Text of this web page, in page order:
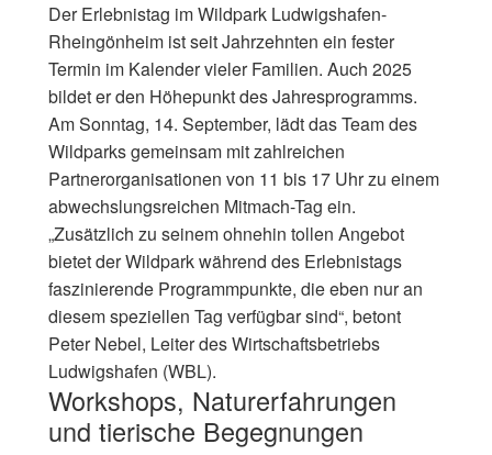
Der Erlebnistag im Wildpark Ludwigshafen-
Rheingönheim ist seit Jahrzehnten ein fester
Termin im Kalender vieler Familien. Auch 2025
bildet er den Höhepunkt des Jahresprogramms.
Am Sonntag, 14. September, lädt das Team des
Wildparks gemeinsam mit zahlreichen
Partnerorganisationen von 11 bis 17 Uhr zu einem
abwechslungsreichen Mitmach-Tag ein.
„Zusätzlich zu seinem ohnehin tollen Angebot
bietet der Wildpark während des Erlebnistags
faszinierende Programmpunkte, die eben nur an
diesem speziellen Tag verfügbar sind“, betont
Peter Nebel, Leiter des Wirtschaftsbetriebs
Ludwigshafen (WBL).
Workshops, Naturerfahrungen
und tierische Begegnungen